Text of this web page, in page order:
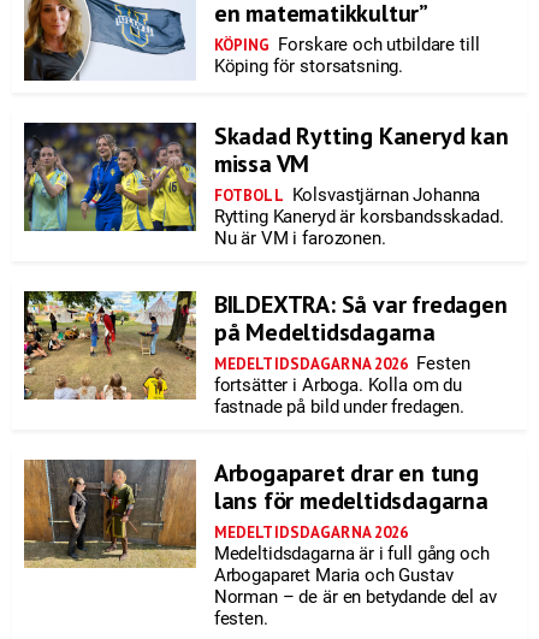
en matematikkultur”
KÖPING Forskare och utbildare till
Köping för storsatsning.
Skadad Rytting Kaneryd kan
missa VM
FOTBOLL Kolsvastjärnan Johanna
Rytting Kaneryd är korsbandsskadad.
Nu är VM i farozonen.
BILDEXTRA: Så var fredagen
på Medeltidsdagarna
MEDELTIDSDAGARNA 2026 Festen
fortsätter i Arboga. Kolla om du
fastnade på bild under fredagen.
Arbogaparet drar en tung
lans för medeltidsdagarna
MEDELTIDSDAGARNA 2026
Medeltidsdagarna är i full gång och
Arbogaparet Maria och Gustav
Norman – de är en betydande del av
festen.